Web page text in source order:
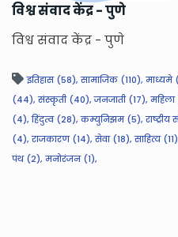
विश्व संवाद केंद्र - पुणे
विश्व संवाद केंद्र - पुणे
इतिहास (58), सामाजिक (110), माध्यमे
(44), संस्कृती (40), जनजाती (17), महिला
(4), हिंदुत्व (28), कम्युनिझम (5),
(4), राजकारण (14), सेवा (18), साहित्य
पंथ (2), मनोरंजन (1),